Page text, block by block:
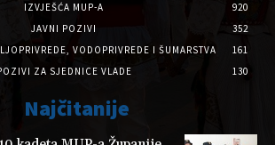
IZVJEŠĆA MUP-A
920
JAVNI POZIVI
352
VODOPRIVREDE I ŠUMARSTVA
161
ZA SJEDNICE VLADE
130
Najčitanije